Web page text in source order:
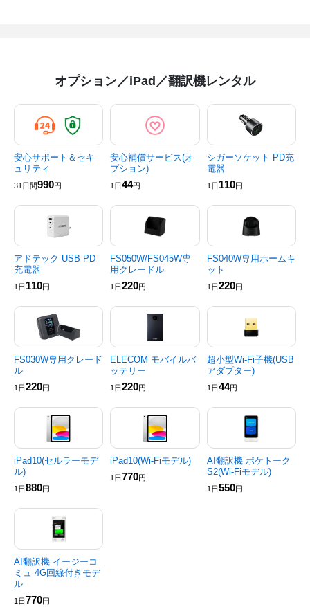
オプション／iPad／翻訳機レンタル
安心サポート＆セキ
ュリティ
31日間990円
安心補償サービス(オ
プション)
1日44円
シガーソケット PD充
電器
1日 110円
アドテック USB PD
充電器
1日 110円
FS050W/FS045W専
用クレードル
1日220円
FS040W専用ホームキ
ット
1日220円
FS030W専用クレード
ル
1日220円
ELECOM モバイルバ
ッテリー
1日220円
超小型Wi-Fi子機(USB
アダプター)
1日44円
iPad10(セルラーモデ
ル)
1日880円
iPad10(Wi-Fiモデル)
1日770円
AI翻訳機 ポケトーク
S2(Wi-Fiモデル)
1日550円
AI翻訳機 イージーコ
ミュ 4G回線付きモデ
ル
1日770円